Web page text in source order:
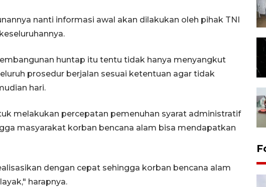
nanti informasi awal akan dilakukan oleh pihak TNI
huntap itu tentu tidak hanya menyangkut
prosedur berjalan sesuai ketentuan agar tidak
hari.
melakukan percepatan pemenuhan syarat administratif
masyarakat korban bencana alam bisa mendapatkan
dengan cepat sehingga korban bencana alam
harapnya.